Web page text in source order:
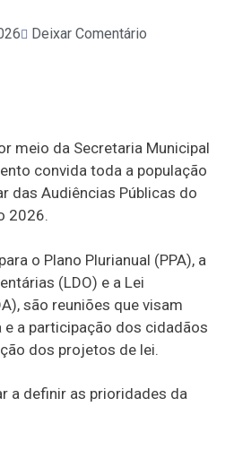
Deixar Comentário
meio da Secretaria Municipal
convida toda a população
das Audiências Públicas do
2026.
o Plano Plurianual (PPA), a
(LDO) e a Lei
são reuniões que visam
a participação dos cidadãos
dos projetos de lei.
a definir as prioridades da